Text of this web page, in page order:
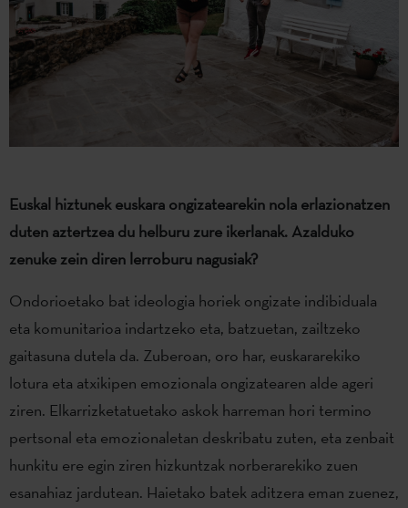
Euskal hiztunek euskara ongizatearekin nola erlazionatzen
duten aztertzea du helburu zure ikerlanak. Azalduko
zenuke zein diren lerroburu nagusiak?
Ondorioetako bat ideologia horiek ongizate indibiduala
eta komunitarioa indartzeko eta, batzuetan, zailtzeko
gaitasuna dutela da. Zuberoan, oro har, euskararekiko
lotura eta atxikipen emozionala ongizatearen alde ageri
ziren. Elkarrizketatuetako askok harreman hori termino
pertsonal eta emozionaletan deskribatu zuten, eta zenbait
hunkitu ere egin ziren hizkuntzak norberarekiko zuen
esanahiaz jardutean. Haietako batek aditzera eman zuenez,